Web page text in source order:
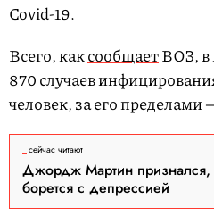
Covid-19.
Всего, каксообщаетВОЗ, в
870 случаев
человек, за его пределами
сейчас читают
Джордж Мартин признался,
борется с депрессией